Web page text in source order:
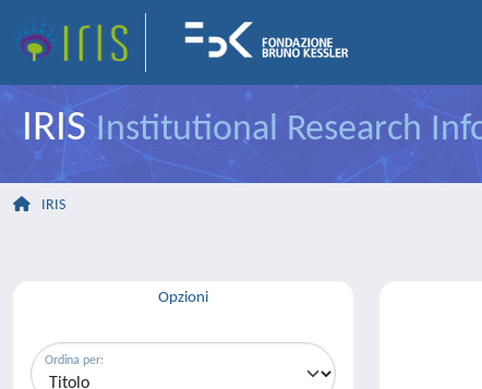
IRISInstitutional Research
IRIS
Opzioni
Ordina per: